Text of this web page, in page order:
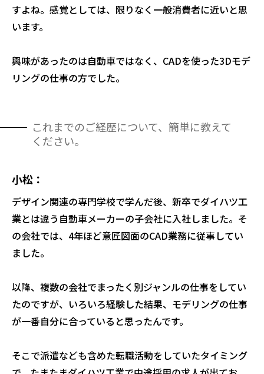
すよね。感覚としては、限りなく一般消費者に近いと思
います。
興味があったのは自動車ではなく、CADを使った3Dモデ
リングの仕事の方でした。
これまでのご経歴について、簡単に教えて
ください。
小松
デザイン関連の専門学校で学んだ後、新卒でダイハツ工
業とは違う自動車メーカーの子会社に入社しました。そ
の会社では、4年ほど意匠図面のCAD業務に従事してい
ました。
以降、複数の会社でまったく別ジャンルの仕事をしてい
たのですが、いろいろ経験した結果、モデリングの仕事
が一番自分に合っていると思ったんです。
そこで派遣なども含めた転職活動をしていたタイミング